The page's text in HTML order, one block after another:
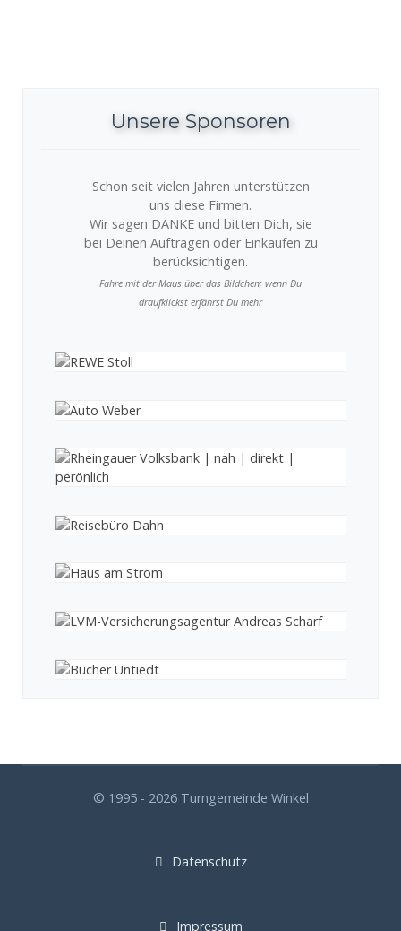
Unsere Sponsoren
Schon seit vielen Jahren unterstützen
uns diese Firmen.
Wir sagen DANKE und bitten Dich, sie
bei Deinen Aufträgen oder Einkäufen zu
berücksichtigen.
Fahre mit der Maus über das Bildchen; wenn Du
draufklickst erfährst Du mehr
© 1995 - 2026 Turngemeinde Winkel
Datenschutz
Impressum